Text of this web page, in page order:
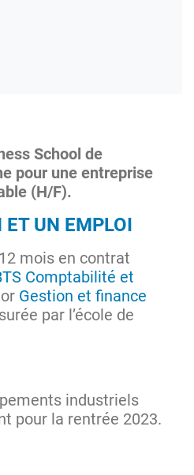
School de
pour une entreprise
(H/F).
ET UN EMPLOI
mois en contrat
Comptabilité et
Gestion et finance
par l’école de
industriels
pour la rentrée 2023.